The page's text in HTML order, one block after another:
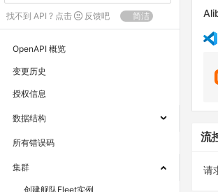
找不到 API ? 点击 反馈吧 简洁
OpenAPI 概览
变更历史
授权信息
数据结构
所有错误码
集群
创建舰队Fleet实例
流
请